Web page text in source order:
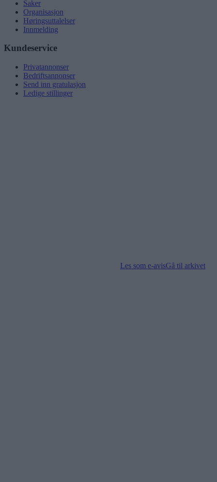
Saker
Organisasjon
Høringsuttalelser
Innmelding
Kundeservice
Privatannonser
Bedriftsannonser
Send inn gratulasjon
Ledige stillinger
Les som e-avisGå til arkivet